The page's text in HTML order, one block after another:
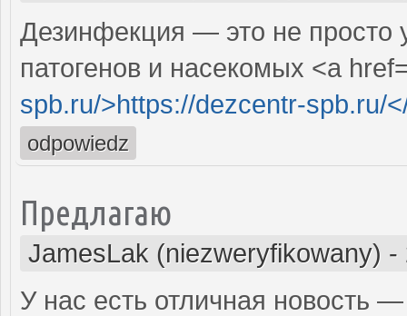
Дезинфекция — это не просто
патогенов и насекомых <a
spb.ru/>https://dezcentr-spb.ru/
odpowiedz
Предлагаю
JamesLak (niezweryfikowany) -
У нас есть отличная новость